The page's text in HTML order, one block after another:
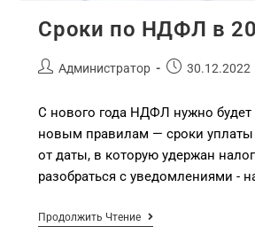
Сроки по НДФЛ в
Администратор 30.12.2022
С нового года НДФЛ нужно будет
новым правилам — сроки уплаты
от даты, в которую удержан
разобраться с уведомлениями -
Продолжить Чтение